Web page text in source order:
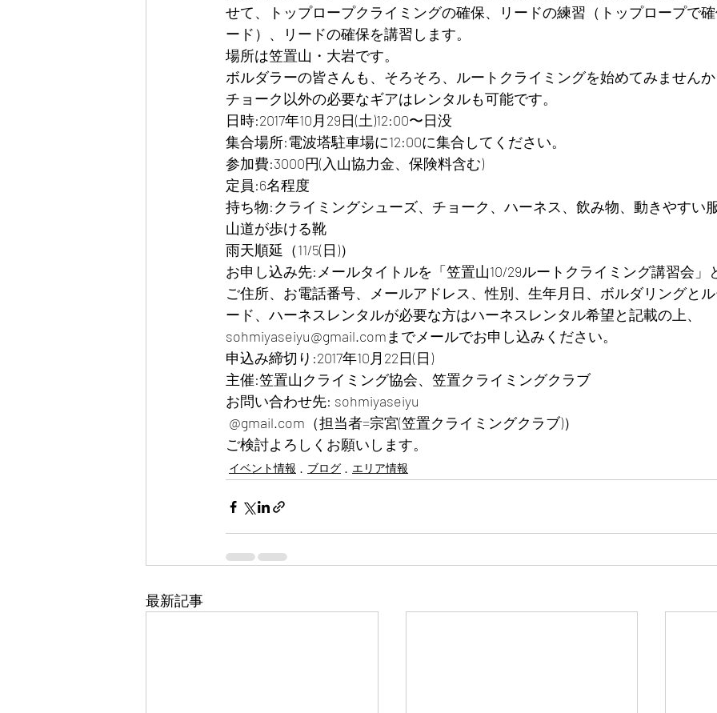
せて、トップロープクライミングの確保、リードの練習（トップロープで
ード）、リードの確保を講習します。
場所は笠置山・大岩です。
ボルダラーの皆さんも、そろそろ、ルートクライミングを始めてみませんか
チョーク以外の必要なギアはレンタルも可能です。
日時:2017年10月29日(土)12:00〜日没
集合場所:電波塔駐車場に12:00に集合してください。
参加費:3000円(入山協力金、保険料含む)
定員:6名程度
持ち物:クライミングシューズ、チョーク、ハーネス、飲み物、動きやすい
山道が歩ける靴
雨天順延（11/5(日)）
お申し込み先:メールタイトルを「笠置山10/29ルートクライミング講習会」
ご住所、お電話番号、メールアドレス、性別、生年月日、ボルダリングと
ード、ハーネスレンタルが必要な方はハーネスレンタル希望と記載の上、
sohmiyaseiyu@gmail.comまでメールでお申し込みください。
申込み締切り:2017年10月22日(日)
主催:笠置山クライミング協会、笠置クライミングクラブ
お問い合わせ先: sohmiyaseiyu
@gmail.com（担当者=宗宮(笠置クライミングクラブ)）
ご検討よろしくお願いします。
イベント情報 ブログ エリア情報
最新記事